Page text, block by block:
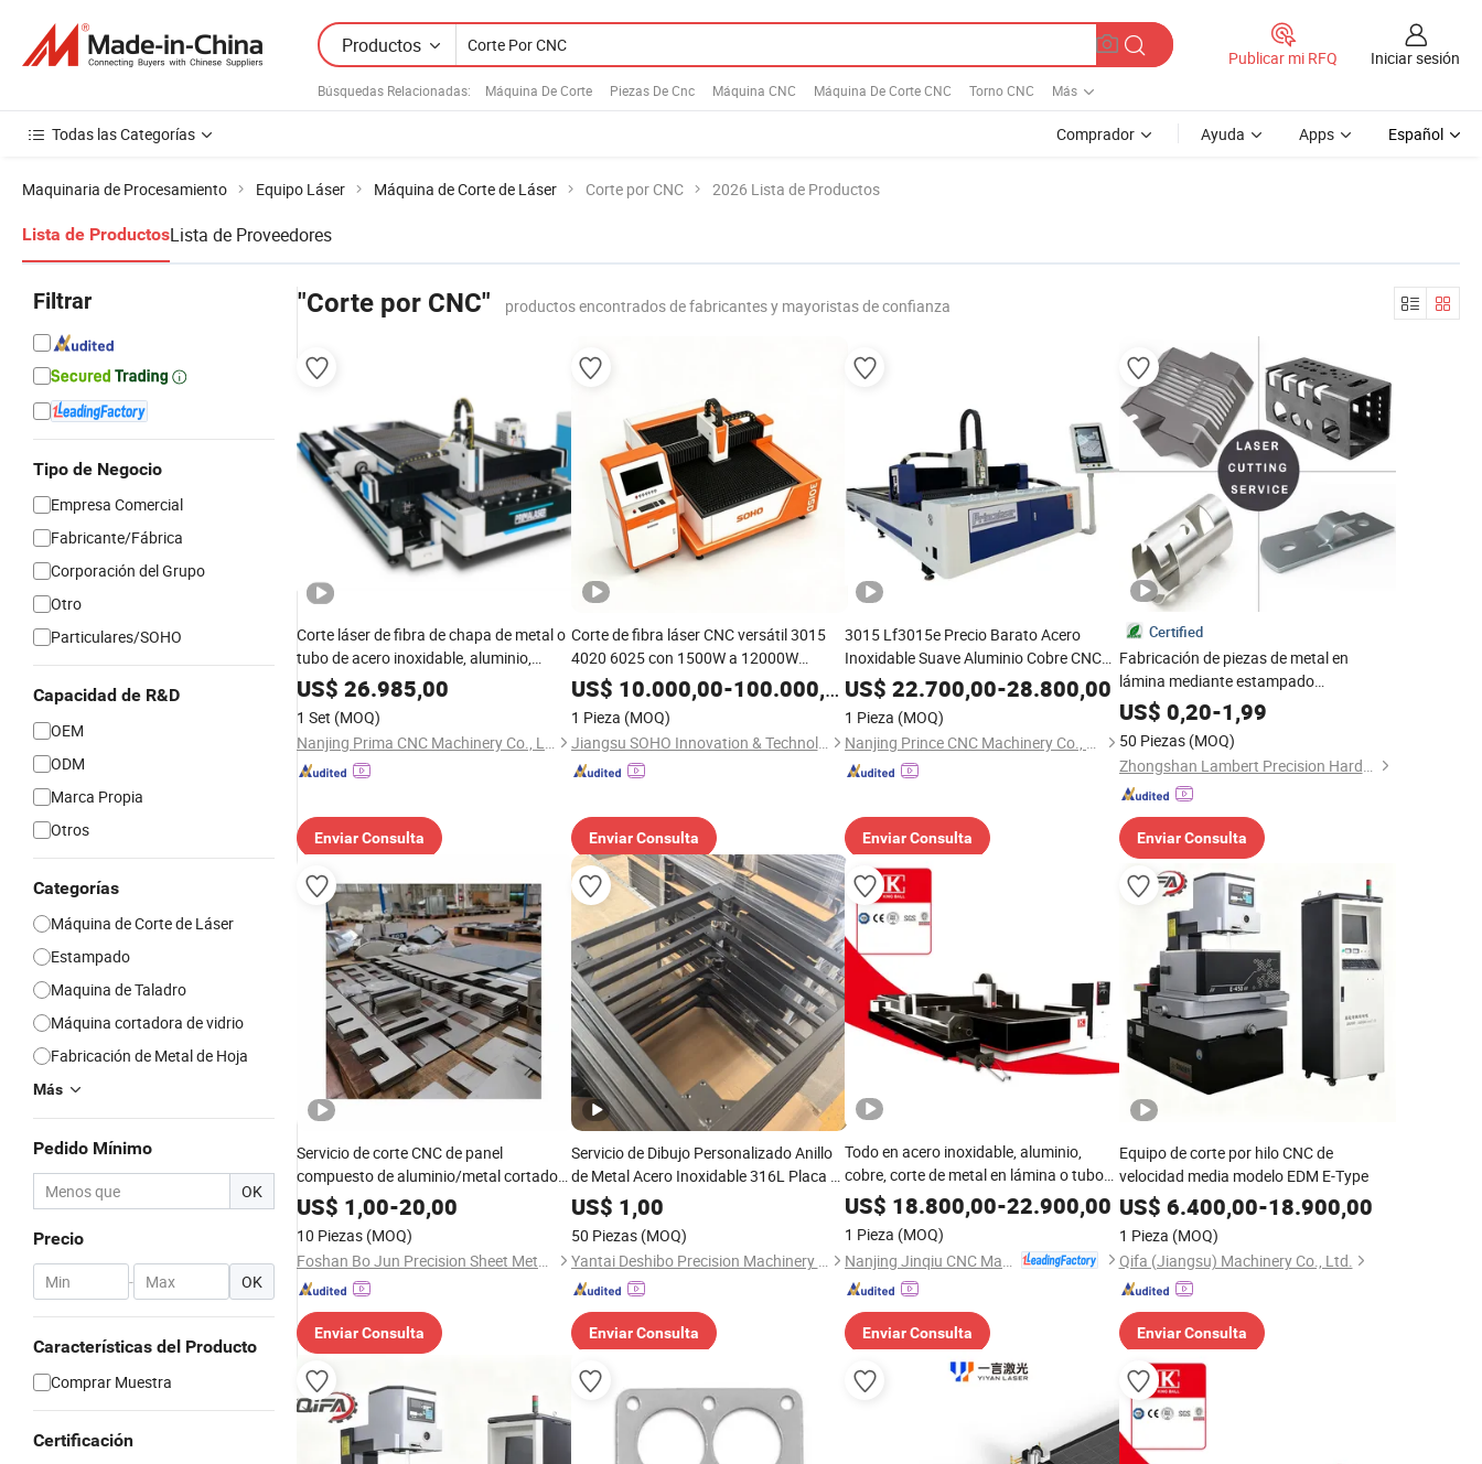
Productos
Búsquedas Relacionadas: Máquina De Corte Piezas De Cnc Máquina CNC Máquina De Corte CNC Torno CNC Más
Publicar mi RFQ Iniciar sesión
Todas las Categorías Comprador Ayuda Apps Español
Maquinaria de Procesamiento Equipo Láser Máquina de Corte de Láser Corte por CNC 2026 Lista de Productos
Lista de ProductosLista de Proveedores
Filtrar
Tipo de Negocio
Empresa Comercial
Fabricante/Fábrica
Corporación del Grupo
Otro
Particulares/SOHO
Capacidad de R&D
OEM
ODM
Marca Propia
Otros
Categorías
Máquina de Corte de Láser
Estampado
Maquina de Taladro
Máquina cortadora de vidrio
Fabricación de Metal de Hoja
Más
Pedido Mínimo
OK
Precio
- OK
Características del Producto
Comprar Muestra
Certificación
"Corte por CNC" productos encontrados de fabricantes y mayoristas de confianza
Corte láser de fibra de chapa de metal o
tubo de acero inoxidable, aluminio,
cobre CNC
US$ 26.985,00
1 Set (MOQ)
Nanjing Prima CNC Machinery Co., Ltd.
Enviar Consulta
Corte de fibra láser CNC versátil 3015
4020 6025 con 1500W a 12000W
potencia
US$ 10.000,00-100.000,00
1 Pieza (MOQ)
Jiangsu SOHO Innovation & Technology Group Kasin Industry & Trade Co., Ltd.
Enviar Consulta
3015 Lf3015e Precio Barato Acero
Inoxidable Suave Aluminio Cobre CNC
Corte de Metal en Hoja Tubo Tubería
Corte Láser Eléctrico Automático de
Fibra
US$ 22.700,00-28.800,00
1 Pieza (MOQ)
Nanjing Prince CNC Machinery Co., Ltd
Enviar Consulta
Certified
Fabricación de piezas de metal en
lámina mediante estampado
personalizado, corte por láser y
procesamiento para la industria
US$ 0,20-1,99
50 Piezas (MOQ)
Zhongshan Lambert Precision Hardware Co., Ltd.
Enviar Consulta
Servicio de corte CNC de panel
compuesto de aluminio/metal cortado
con láser de acero inoxidable
personalizado
US$ 1,00-20,00
10 Piezas (MOQ)
Foshan Bo Jun Precision Sheet Metal Co., Ltd.
Enviar Consulta
Servicio de Dibujo Personalizado Anillo
de Metal Acero Inoxidable 316L Placa de
Aluminio Corte Láser de Acero CNC
US$ 1,00
50 Piezas (MOQ)
Yantai Deshibo Precision Machinery Co., Ltd.
Enviar Consulta
Todo en acero inoxidable, aluminio,
cobre, corte de metal en lámina o tubo
de CNC con láser de fibra
US$ 18.800,00-22.900,00
1 Pieza (MOQ)
Enviar Consulta
Equipo de corte por hilo CNC de
velocidad media modelo EDM E-Type
US$ 6.400,00-18.900,00
1 Pieza (MOQ)
Qifa (Jiangsu) Machinery Co., Ltd.
Enviar Consulta